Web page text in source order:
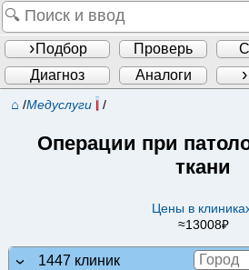
Подбор Проверь
Диагноз
Аналоги
⌂ /Медуслуги /
Операции при
ткани
Цены в
≈13008₽
1447 клиник